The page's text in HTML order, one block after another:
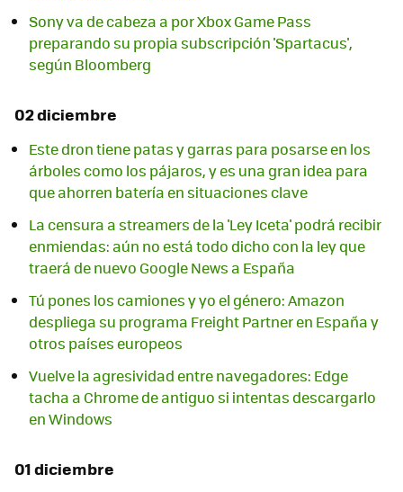
Sony va de cabeza a por Xbox Game Pass
preparando su propia subscripción 'Spartacus',
según Bloomberg
02 diciembre
Este dron tiene patas y garras para posarse en los
árboles como los pájaros, y es una gran idea para
que ahorren batería en situaciones clave
La censura a streamers de la 'Ley Iceta' podrá recibir
enmiendas: aún no está todo dicho con la ley que
traerá de nuevo Google News a España
Tú pones los camiones y yo el género: Amazon
despliega su programa Freight Partner en España y
otros países europeos
Vuelve la agresividad entre navegadores: Edge
tacha a Chrome de antiguo si intentas descargarlo
en Windows
01 diciembre